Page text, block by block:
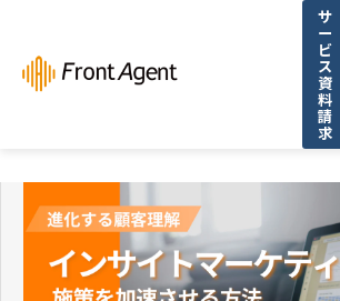
サ
ー
ビ
ス
資
料
請
求
よくあるご質問
イベント・セミナー
お役立ち資料一覧